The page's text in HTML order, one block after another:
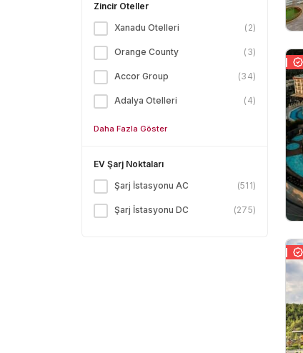
Zincir Oteller
Xanadu Otelleri
( 2)
Orange County ( 3)
Accor Group (34)
Adalya Otelleri ( 4)
Daha Fazla Göster
EV Şarj Noktaları
Şarj İstasyonu AC
(511)
Şarj İstasyonu DC (275)